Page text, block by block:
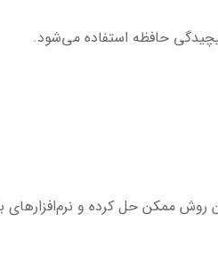
حافظه استفاده می‌شود.
روش ممکن حل کرده و نرم‌افزارهای